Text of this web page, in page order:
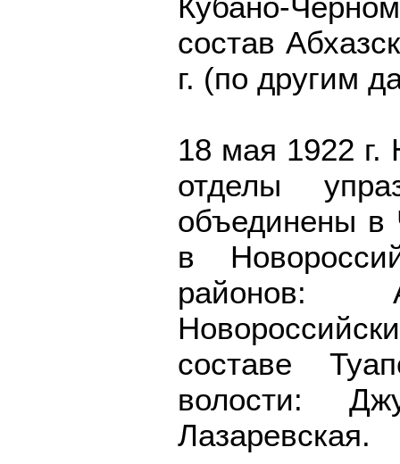
состав
г. (по другим
18 мая 1922 г.
отделы
объединены в
в
районов:
составе
волости:
Лазаревская.